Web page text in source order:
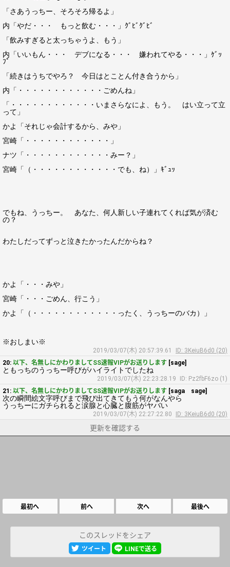
「さあうっちー、そろそろ帰るよ」
内「やだ・・・ もっと飲む・・・」ｸﾞﾋﾞｸﾞﾋﾞ
「飲みすぎると太っちゃうよ、もう」
内「いいもん・・・ デブになる・・・ 嫌われてやる・・・」ｹﾞｯ
ﾌﾟ
「続きはうちでやろ？ 今日はとことん付き合うから」
内「・・・・・・・・・・・・ごめんね」
「・・・・・・・・・・・・いまさらなによ、もう。 はい立って立
って」
かよ「それじゃ会計するから、みや」
宮崎「・・・・・・・・・・・・」
ナツ「・・・・・・・・・・・・みー？」
宮崎「（・・・・・・・・・・・・でも、ね）」ｷﾞｭｯ
でもね、うっちー。 あなた、何人新しい子連れてくれば気が済む
の？
わたしだってずっと泣きたかったんだからね？
かよ「・・・みや」
宮崎「・・・ごめん、行こう」
かよ「（・・・・・・・・・・・・ったく、うっちーのバカ）」
※おしまい※
2019/03/07(木) 20:57:39.61
ID: 3KeiuB6d0 (20)
20: 以下、名無しにかわりましてSS速報VIPがお送りします [sage]
ともっちのうっちー呼びがハイライトでしたね
2019/03/07(木) 22:23:28.19
ID: Pz2fbF6zo (1)
21: 以下、名無しにかわりましてSS速報VIPがお送りします [saga sage]
次の瞬間絵文字呼びまで飛び出てきてもう何がなんやら
うっちーにガチられると涙腺と心臓と腹筋がヤバい
2019/03/07(木) 22:27:22.80 ID: 3KeiuB6d0 (20)
更新を確認する
最初へ 前へ 次へ 最後へ
このスレッドをシェア
ツイート LINEで送る